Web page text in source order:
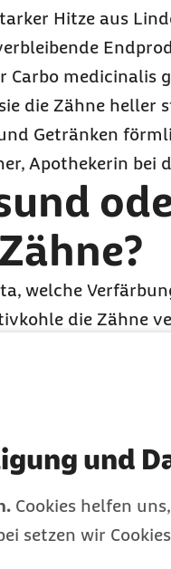
und
Cookies helfen
setzen wir
Hitze aus
Carbo medicinalis
die Zähne heller
Getränken
Apothekerin bei
welche
die Zähne
konnte die
werden. Vielmehr
in Zahnpasta nicht
zu einem
deutlich
bei regelmäßiger
auch Schichten